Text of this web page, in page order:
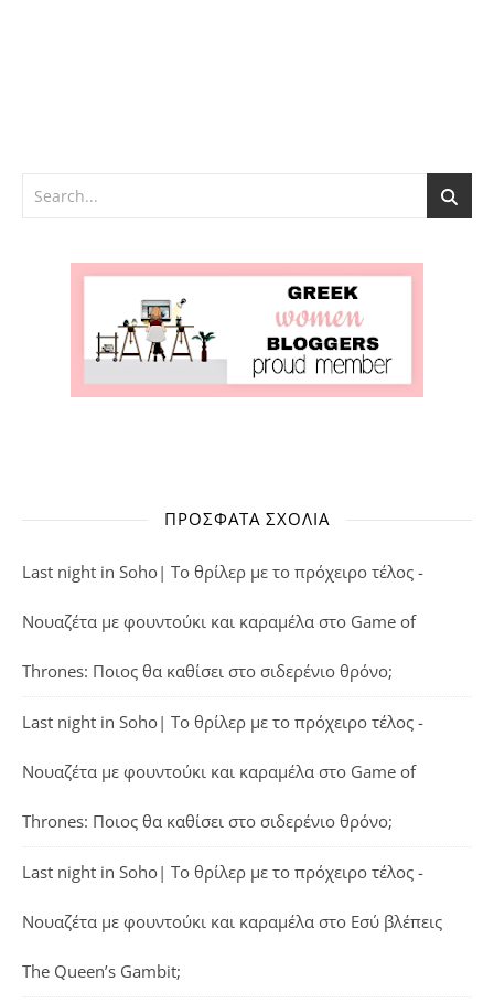
ΠΡΌΣΦΑΤΑ ΣΧΌΛΙΑ
Last night in Soho| Το θρίλερ με το πρόχειρο τέλος -
Νουαζέτα με φουντούκι και καραμέλα στο Game of
Thrones: Ποιος θα καθίσει στο σιδερένιο θρόνο;
Last night in Soho| Το θρίλερ με το πρόχειρο τέλος -
Νουαζέτα με φουντούκι και καραμέλα στο Game of
Thrones: Ποιος θα καθίσει στο σιδερένιο θρόνο;
Last night in Soho| Το θρίλερ με το πρόχειρο τέλος -
Νουαζέτα με φουντούκι και καραμέλα στο Εσύ βλέπεις
The Queen’s Gambit;